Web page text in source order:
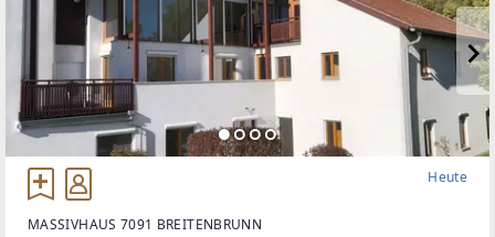
Heute
MASSIVHAUS 7091 BREITENBRUNN